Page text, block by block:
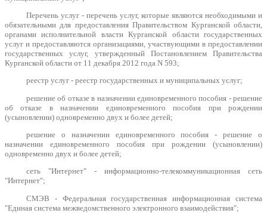
Перечень услуг - перечень услуг, которые являются необходимыми и
обязательными для предоставления Правительством Курганской области,
органами исполнительной власти Курганской области государственных
услуг и предоставляются организациями, участвующими в предоставлении
государственных услуг, утвержденный Постановлением Правительства
Курганской области от 11 декабря 2012 года N 593;
реестр услуг - реестр государственных и муниципальных услуг;
решение об отказе в назначении единовременного пособия - решение
об отказе в назначении единовременного пособия при рождении
(усыновлении) одновременно двух и более детей;
решение о назначении единовременного пособия - решение о
назначении единовременного пособия при рождении (усыновлении)
одновременно двух и более детей;
сеть "Интернет" - информационно-телекоммуникационная сеть
"Интернет";
СМЭВ - Федеральная государственная информационная система
"Единая система межведомственного электронного взаимодействия";